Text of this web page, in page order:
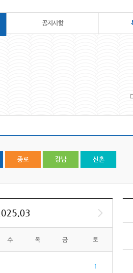
공지사항
종로 강남 신촌
수 목 금 토
1